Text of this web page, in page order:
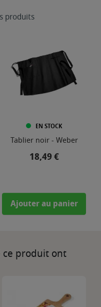
produits
EN STOCK
Tablier noir - Weber
Prix
18,49 €
Ajouter au panier
ce produit ont